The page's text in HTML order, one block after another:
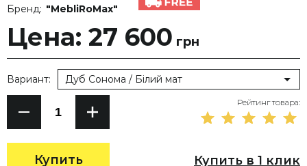
Бренд: "MebliRoMax"
Цена: 27 600 грн
Купить
Вариант: Дуб Сонома / Білий мат
Рейтинг товара:
Купить в 1 клик